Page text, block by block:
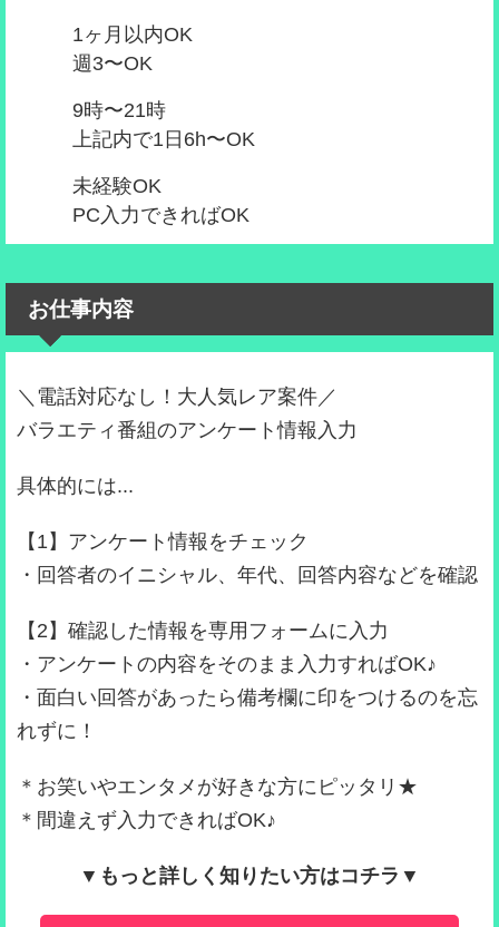
1ヶ月以内OK
週3〜OK
9時〜21時
上記内で1日6h〜OK
未経験OK
PC入力できればOK
お仕事内容
＼電話対応なし！大人気レア案件／
バラエティ番組のアンケート情報入力
具体的には...
【1】アンケート情報をチェック
・回答者のイニシャル、年代、回答内容などを確認
【2】確認した情報を専用フォームに入力
・アンケートの内容をそのまま入力すればOK♪
・面白い回答があったら備考欄に印をつけるのを忘
れずに！
＊お笑いやエンタメが好きな方にピッタリ★
＊間違えず入力できればOK♪
▼もっと詳しく知りたい方はコチラ▼